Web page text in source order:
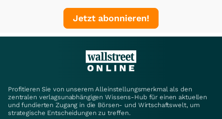
Jetzt abonnieren!
Profitieren Sie von unserem Alleinstellungsmerkmal als den
zentralen verlagsunabhängigen Wissens-Hub für einen aktuellen
und fundierten Zugang in die Börsen- und Wirtschaftswelt, um
strategische Entscheidungen zu treffen.